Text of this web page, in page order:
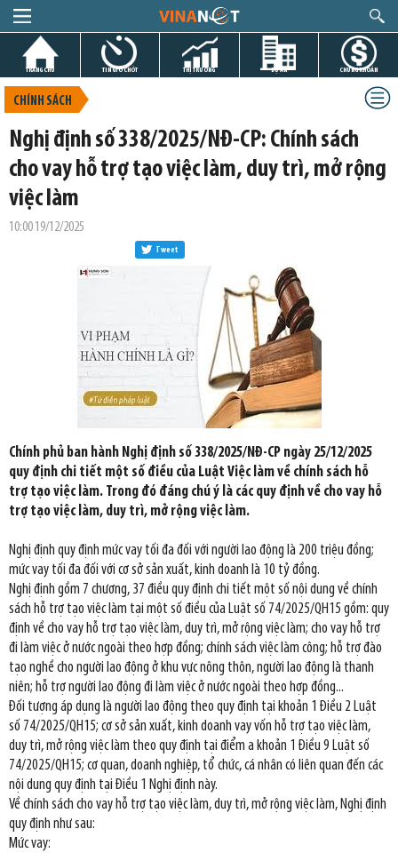
TRANG CHỦ TIN GIỜ CHÓT THỊ TRƯỜNG DỰ ÁN CHỨNG KHOÁN
CHÍNH SÁCH
Nghị định số 338/2025/NĐ-CP: Chính sách
cho vay hỗ trợ tạo việc làm, duy trì, mở rộng
việc làm
10:00 19/12/2025
Tweet
Chính phủ ban hành Nghị định số 338/2025/NĐ-CP ngày 25/12/2025
quy định chi tiết một số điều của Luật Việc làm về chính sách hỗ
trợ tạo việc làm. Trong đó đáng chú ý là các quy định về cho vay hỗ
trợ tạo việc làm, duy trì, mở rộng việc làm.
Nghị định quy định mức vay tối đa đối với người lao động là 200 triệu đồng;
mức vay tối đa đối với cơ sở sản xuất, kinh doanh là 10 tỷ đồng.
Nghị định gồm 7 chương, 37 điều quy định chi tiết một số nội dung về chính
sách hỗ trợ tạo việc làm tại một số điều của Luật số 74/2025/QH15 gồm: quy
định về cho vay hỗ trợ tạo việc làm, duy trì, mở rộng việc làm; cho vay hỗ trợ
đi làm việc ở nước ngoài theo hợp đồng; chính sách việc làm công; hỗ trợ đào
tạo nghề cho người lao động ở khu vực nông thôn, người lao động là thanh
niên; hỗ trợ người lao động đi làm việc ở nước ngoài theo hợp đồng...
Đối tượng áp dụng là người lao động theo quy định tại khoản 1 Điều 2 Luật
số 74/2025/QH15; cơ sở sản xuất, kinh doanh vay vốn hỗ trợ tạo việc làm,
duy trì, mở rộng việc làm theo quy định tại điểm a khoản 1 Điều 9 Luật số
74/2025/QH15; cơ quan, doanh nghiệp, tổ chức, cá nhân có liên quan đến các
nội dung quy định tại Điều 1 Nghị định này.
Về chính sách cho vay hỗ trợ tạo việc làm, duy trì, mở rộng việc làm, Nghị định
quy định như sau:
Mức vay: